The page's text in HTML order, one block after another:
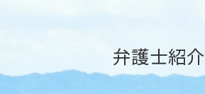
職場 ハラスメント
退職 引き止め しつこい
相続人以外 相続
相続人以外 生前贈与
損害賠償請求 放棄
交通事故 弁護士特約
東大阪市 パワハラ 相談
東大阪市 遺産分割
弁護士紹介